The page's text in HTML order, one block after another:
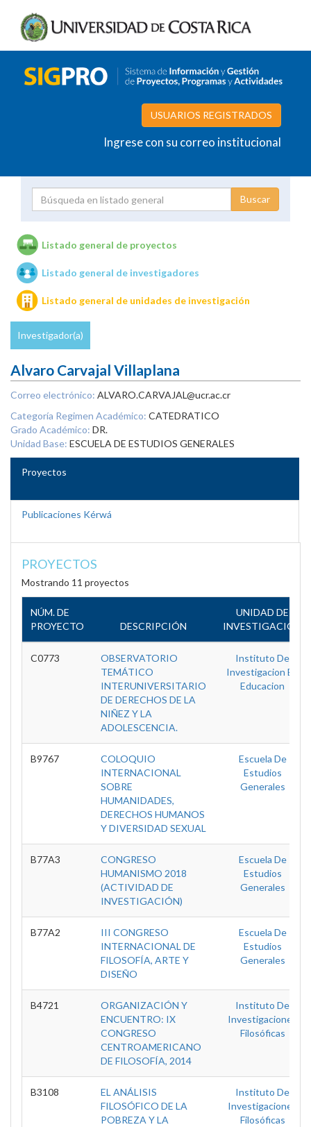
USUARIOS REGISTRADOS
Ingrese con su correo institucional
Unidades de investigación
Listado general de proyectos
Listado general de investigadores
Listado general de unidades de investigación
Investigador(a)
Alvaro Carvajal Villaplana
Correo electrónico: ALVARO.CARVAJAL@ucr.ac.cr
Categoría Regimen Académico: CATEDRATICO
Grado Académico: DR.
Unidad Base: ESCUELA DE ESTUDIOS GENERALES
Proyectos
Publicaciones Kérwá
PROYECTOS
Mostrando 11 proyectos
NÚM. DE
PROYECTO
DESCRIPCIÓN
UNIDAD DE
INVESTIGACIÓN
C0773
OBSERVATORIO
TEMÁTICO
INTERUNIVERSITARIO
DE DERECHOS DE LA
NIÑEZ Y LA
ADOLESCENCIA.
Instituto De
Investigacion En
Educacion
B9767
COLOQUIO
INTERNACIONAL
SOBRE
HUMANIDADES,
DERECHOS HUMANOS
Y DIVERSIDAD SEXUAL
Escuela De
Estudios
Generales
B77A3
CONGRESO
HUMANISMO 2018
(ACTIVIDAD DE
INVESTIGACIÓN)
Escuela De
Estudios
Generales
B77A2
III CONGRESO
INTERNACIONAL DE
FILOSOFÍA, ARTE Y
DISEÑO
Escuela De
Estudios
Generales
B4721
ORGANIZACIÓN Y
ENCUENTRO: IX
CONGRESO
CENTROAMERICANO
DE FILOSOFÍA, 2014
Instituto De
Investigaciones
Filosóficas
B3108
EL ANÁLISIS
FILOSÓFICO DE LA
POBREZA Y LA
Instituto De
Investigaciones
Filosóficas